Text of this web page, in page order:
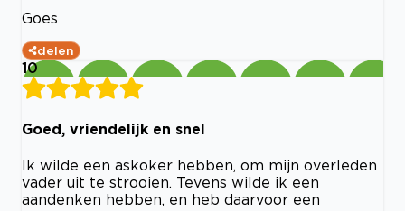
Goes
delen
10
Goed, vriendelijk en snel
Ik wilde een askoker hebben, om mijn overleden
vader uit te strooien. Tevens wilde ik een
aandenken hebben, en heb daarvoor een